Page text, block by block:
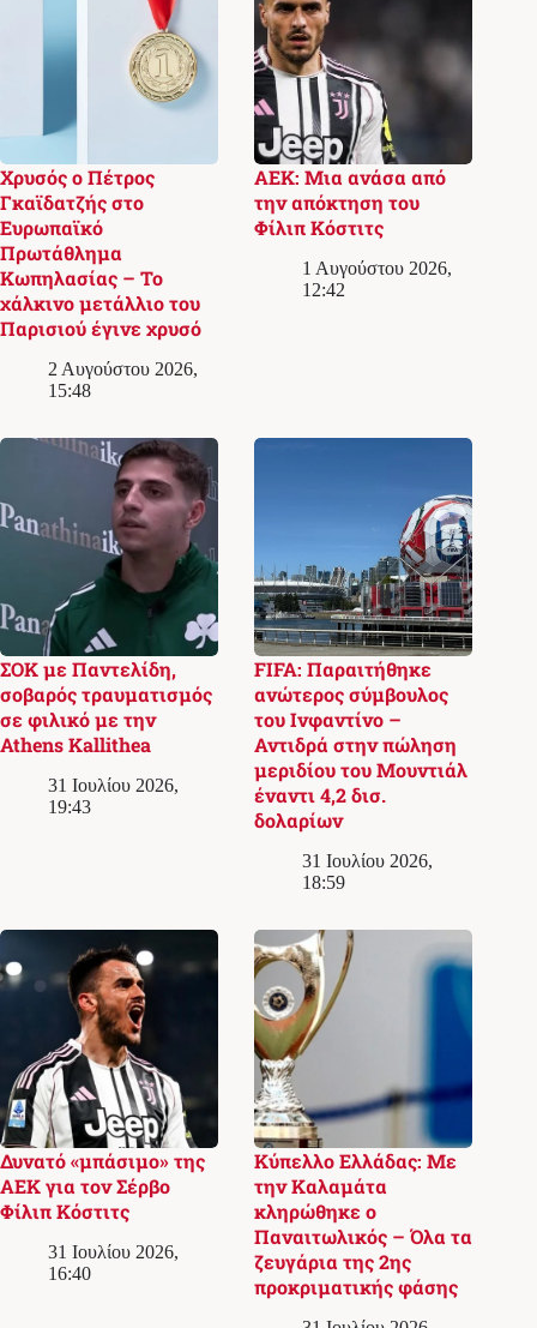
Χρυσός ο Πέτρος
Γκαϊδατζής στο
Ευρωπαϊκό
Πρωτάθλημα
Κωπηλασίας – Το
χάλκινο μετάλλιο του
Παρισιού έγινε χρυσό
2 Αυγούστου 2026,
15:48
ΑΕΚ: Μια ανάσα από
την απόκτηση του
Φίλιπ Κόστιτς
1 Αυγούστου 2026,
12:42
ΣΟΚ με Παντελίδη,
σοβαρός τραυματισμός
σε φιλικό με την
Athens Kallithea
31 Ιουλίου 2026,
19:43
FIFA: Παραιτήθηκε
ανώτερος σύμβουλος
του Ινφαντίνο –
Αντιδρά στην πώληση
μεριδίου του Μουντιάλ
έναντι 4,2 δισ.
δολαρίων
31 Ιουλίου 2026,
18:59
Δυνατό «μπάσιμο» της
ΑΕΚ για τον Σέρβο
Φίλιπ Κόστιτς
31 Ιουλίου 2026,
16:40
Κύπελλο Ελλάδας: Με
την Καλαμάτα
κληρώθηκε ο
Παναιτωλικός – Όλα τα
ζευγάρια της 2ης
προκριματικής φάσης